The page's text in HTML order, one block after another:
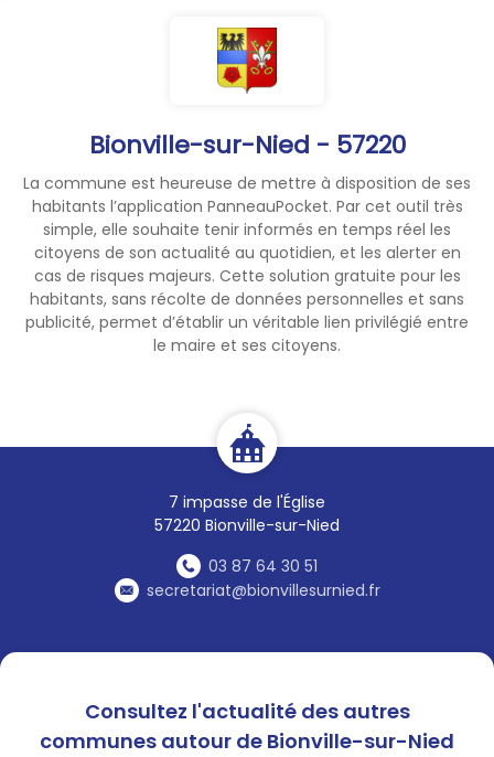
Bionville-sur-Nied - 57220
La commune est heureuse de mettre à disposition de ses
habitants l’application PanneauPocket. Par cet outil très
simple, elle souhaite tenir informés en temps réel les
citoyens de son actualité au quotidien, et les alerter en
cas de risques majeurs. Cette solution gratuite pour les
habitants, sans récolte de données personnelles et sans
publicité, permet d’établir un véritable lien privilégié entre
le maire et ses citoyens.
7 impasse de l'Église
57220 Bionville-sur-Nied
03 87 64 30 51
secretariat@bionvillesurnied.fr
Consultez l'actualité des autres
communes autour de Bionville-sur-Nied